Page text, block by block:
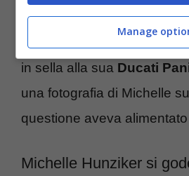
come Roma, Milano e
social, il romano posta
in sella alla sua Ducati
una fotografia di Michelle
questione aveva
Michelle Hunziker si
Manage